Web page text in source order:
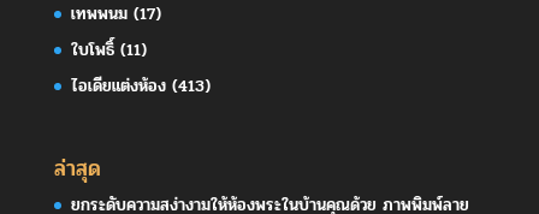
เทพพนม(17)
ใบโพธิ์(11)
ไอเดียแต่งห้อง(413)
ล่าสุด
ยกระดับความสง่างามให้ห้องพระในบ้านคุณด้วย ภาพพิมพ์ลาย